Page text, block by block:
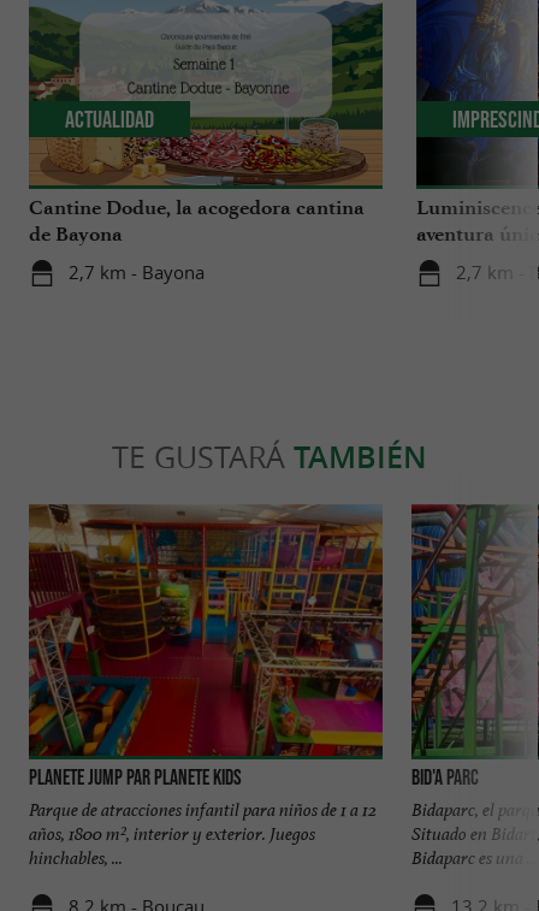
Cantine Dodue, la acogedora cantina
de Bayona
2,7 km - Bayona
Actualidad
aventura
catedral de
2,7 km -
TE GUSTARÁ TAMBIÉN
Planete Jump par Planete Kids
Parque de atracciones infantil para niños de 1 a 12
años, 1800 m², interior y exterior. Juegos
hinchables, ...
Bid'A Parc
Bidaparc, el
Situado en
Bidaparc es una ...